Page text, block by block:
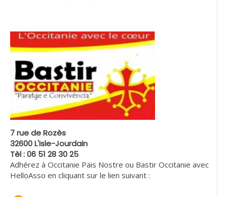
7 rue de Rozès
32600 L'Isle-Jourdain
Tèl : 06 51 28 30 25
Adhérez à Occitanie Pais Nostre ou Bastir Occitanie avec
HelloAsso en cliquant sur le lien suivant :